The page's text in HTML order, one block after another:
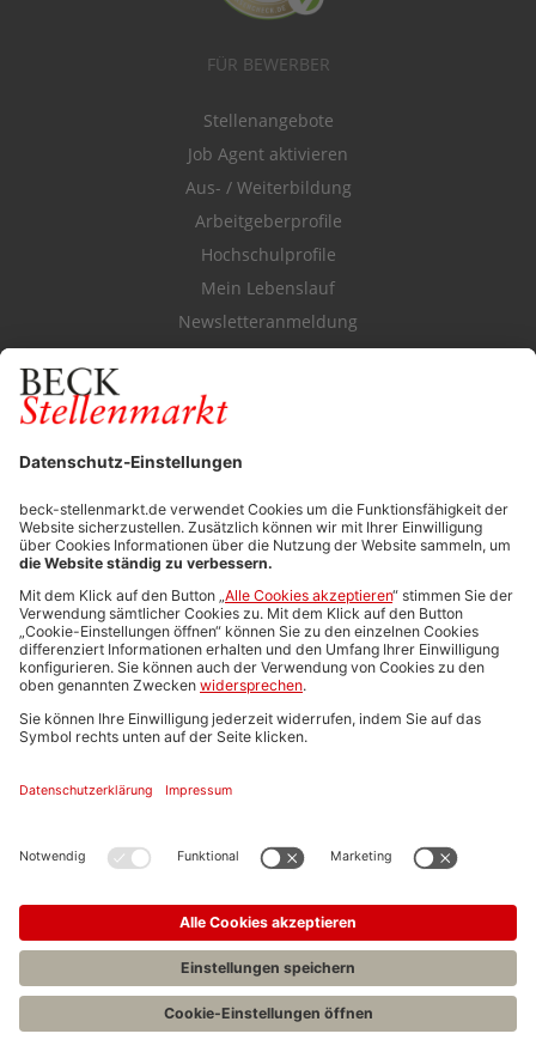
FÜR BEWERBER
Stellenangebote
Job Agent aktivieren
Aus- / Weiterbildung
Arbeitgeberprofile
Hochschulprofile
Mein Lebenslauf
Newsletteranmeldung
Durchsuchen Sie den Stellenkatalog
FÜR ARBEITGEBER
Stellenmarktpreise
Anzeigen-AGB
Media-Daten
Newsletteranmeldung
Produktübersicht
ALLGEMEIN
FAQs
Impressum
Stellenangebote C.H.BECK
Entwickelt durchJobiqo